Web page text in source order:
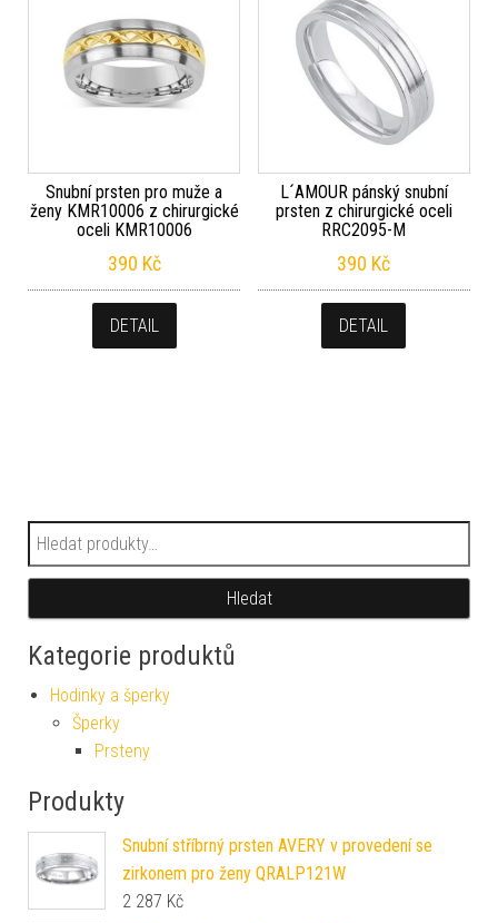
Snubní prsten pro muže a
ženy KMR10006 z chirurgické
oceli KMR10006
390 Kč
DETAIL
L´AMOUR pánský snubní
prsten z chirurgické oceli
RRC2095-M
390 Kč
DETAIL
Hledat:
Hledat
Kategorie produktů
Hodinky a šperky
Šperky
Prsteny
Produkty
Snubní stříbrný prsten AVERY v provedení se
zirkonem pro ženy QRALP121W
2 287 Kč